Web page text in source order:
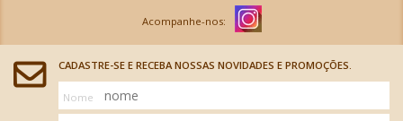
CADASTRE-SE E RECEBA NOSSAS NOVIDADES E PROMOÇÕES.
Nome